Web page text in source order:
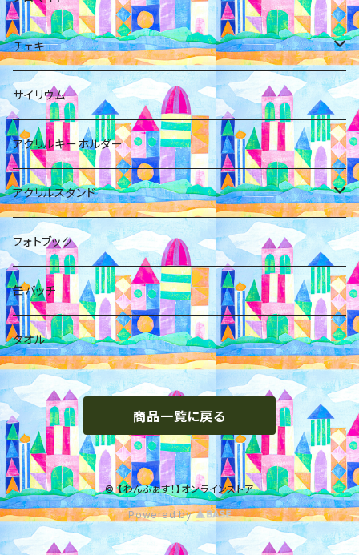
橋本ともか
福澤みすみ
岡橋咲奈
佐野初花
箱推し
花村紗海
藤宮くるみ
松田琉那
西野ゆずき
小日向麻衣
福澤みすみ
佐野初花
橋本ともか
岡橋咲奈
箱
チェキ
福澤みすみ
サイリウム
アクリルキーホルダー
アクリルスタンド
小日向麻衣
フォトブック
缶バッチ
タオル
商品一覧に戻る
© 【わんふぁす！】オンラインストア
Powered by